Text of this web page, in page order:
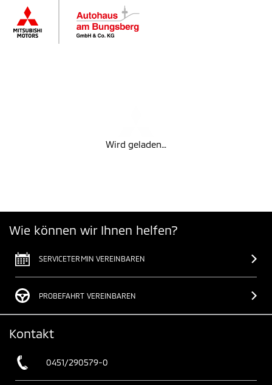
Wird geladen…
Wie können wir Ihnen helfen?
SERVICETERMIN VEREINBAREN
PROBEFAHRT VEREINBAREN
Kontakt
0451/290579-0